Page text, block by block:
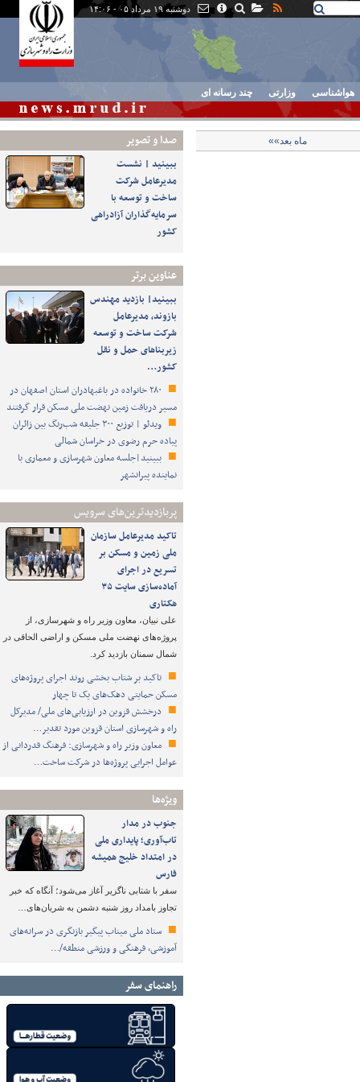
دوشنبه ۱۹ مرداد ۰۵ - ۱۴:۰۶
هواشناسی وزارتی چند رسانه ای
صدا و تصوير
ببینید | نشست
مدیرعامل شرکت
ساخت و توسعه با
سرمایه‌گذاران آزادراهی
کشور
عناوین برتر
ببینید| بازدید مهندس
بازوند، مدیرعامل
شرکت ساخت و توسعه
زیربناهای حمل و نقل
کشور…
۲۸۰ خانواده در باغبهادران استان اصفهان در
مسیر دریافت زمین نهضت ملی مسکن قرار گرفتند
ویدئو | توزیع ۳۰۰ جلیقه شب‌رنگ بین زائران
پیاده حرم رضوی در خراسان شمالی
ببینید|جلسه معاون شهرسازی و معماری با
نماینده پیرانشهر
پربازدیدترین‌های سرویس
تاکید مدیرعامل سازمان
ملی زمین و مسکن بر
تسریع در اجرای
آماده‌سازی سایت ۳۵
هکتاری
علی نبیان، معاون وزیر راه و شهرسازی، از
پروژه‌های نهضت ملی مسکن و اراضی الحاقی در
شمال سمنان بازدید کرد.
تاکید بر شتاب ‌بخشی روند اجرای پروژه‌های
مسکن حمایتی دهک‌های یک تا چهار
درخشش قزوین در ارزیابی‌های ملی/ مدیرکل
راه و شهرسازی استان قزوین مورد تقدیر…
معاون وزیر راه و شهرسازی: فرهنگ قدردانی از
عوامل اجرایی پروژه‌ها در شرکت ساخت…
ویژه‌ها
جنوب در مدار
تاب‌آوری؛ پایداری ملی
در امتداد خلیج همیشه
فارس
سفر با شتابی ناگزیر آغاز می‌شود؛ آنگاه که خبر
تجاوز بامداد روز شنبه دشمن به شریان‌های…
ستاد ملی میناب پیگیر بازنگری در سرانه‌های
آموزشی، فرهنگی و ورزشی منطقه/…
راهنمای سفر
ماه بعد»»